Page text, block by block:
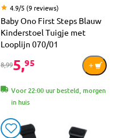
4.9/5 (9 reviews)
Baby Ono First Steps Blauw
Kinderstoel Tuigje met
Looplijn 070/01
8,995,95
Voor 22:00 uur besteld, morgen
in huis